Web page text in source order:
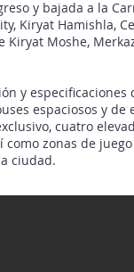
y bajada a la
Kiryat Hamishla,
Kiryat Moshe,
y especificaciones
espaciosos y de
cuatro
zonas de
ciudad.